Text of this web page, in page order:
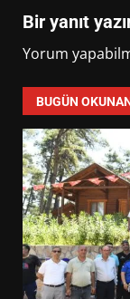
Bir yanıt
Yorum
BUGÜN